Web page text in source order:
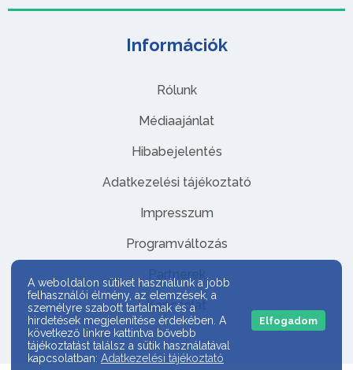
Információk
Rólunk
Médiaajánlat
Hibabejelentés
Adatkezelési tájékoztató
Impresszum
Programváltozás
Partnerek
Kapcsolat
A weboldalon sütiket használunk a jobb
felhasználói élmény, az elemzések, a
személyre szabott tartalmak és a
hirdetések megjelenítése érdekében. A
következő linkre kattintva bővebb
tájékoztatást találsz a sütik használatával
kapcsolatban: Adatkezelési tájékoztató
Elfogadom